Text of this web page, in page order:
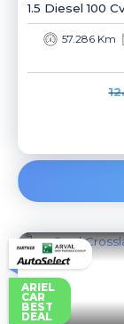
1.5 Diesel 100
57.286 Km
ARIEL
CAR
BEST
DEAL